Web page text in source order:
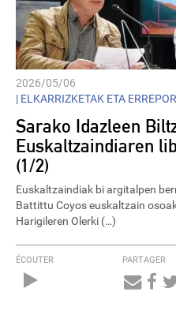
2026/05/06
| ELKARRIZKETAK ETA
Sarako Idazleen
Euskaltzaindiaren
(1/2)
Euskaltzaindiak bi argitalpen
Battittu Coyos euskaltzain
Harigileren Olerki (…)
ÉCOUTER PARTAGER